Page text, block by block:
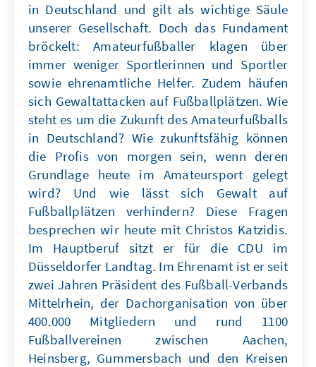
in Deutschland und gilt als wichtige Säule
unserer Gesellschaft. Doch das Fundament
bröckelt: Amateurfußballer klagen über
immer weniger Sportlerinnen und Sportler
sowie ehrenamtliche Helfer. Zudem häufen
sich Gewaltattacken auf Fußballplätzen. Wie
steht es um die Zukunft des Amateurfußballs
in Deutschland? Wie zukunftsfähig können
die Profis von morgen sein, wenn deren
Grundlage heute im Amateursport gelegt
wird? Und wie lässt sich Gewalt auf
Fußballplätzen verhindern? Diese Fragen
besprechen wir heute mit Christos Katzidis.
Im Hauptberuf sitzt er für die CDU im
Düsseldorfer Landtag. Im Ehrenamt ist er seit
zwei Jahren Präsident des Fußball-Verbands
Mittelrhein, der Dachorganisation von über
400.000 Mitgliedern und rund 1100
Fußballvereinen zwischen Aachen,
Heinsberg, Gummersbach und den Kreisen